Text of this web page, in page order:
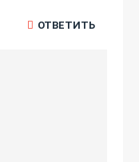
ОТВЕТИТЬ